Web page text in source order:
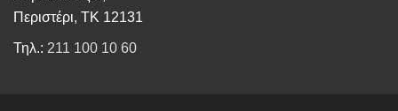
Περιστέρι, ΤΚ 12131
Τηλ.: 211 100 10 60